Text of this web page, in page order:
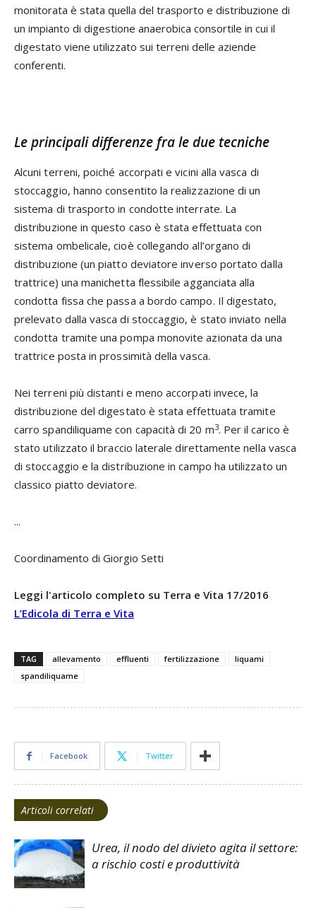
monitorata è stata quella del trasporto e distribuzione di
un impianto di digestione anaerobica consortile in cui il
digestato viene utilizzato sui terreni delle aziende
conferenti.
Le principali differenze fra le due tecniche
Alcuni terreni, poiché accorpati e vicini alla vasca di
stoccaggio, hanno consentito la realizzazione di un
sistema di trasporto in condotte interrate. La
distribuzione in questo caso è stata effettuata con
sistema ombelicale, cioè collegando all’organo di
distribuzione (un piatto deviatore inverso portato dalla
trattrice) una manichetta flessibile agganciata alla
condotta fissa che passa a bordo campo. Il digestato,
prelevato dalla vasca di stoccaggio, è stato inviato nella
condotta tramite una pompa monovite azionata da una
trattrice posta in prossimità della vasca.
Nei terreni più distanti e meno accorpati invece, la
distribuzione del digestato è stata effettuata tramite
carro spandiliquame con capacità di 20 m3. Per il carico è
stato utilizzato il braccio laterale direttamente nella vasca
di stoccaggio e la distribuzione in campo ha utilizzato un
classico piatto deviatore.
...
Coordinamento di Giorgio Setti
Leggi l'articolo completo su Terra e Vita 17/2016
L’Edicola di Terra e Vita
TAG allevamento effluenti fertilizzazione
liquami
spandiliquame
Facebook Twitter
Articoli correlati
Urea, il nodo del divieto agita il settore:
a rischio costi e produttività